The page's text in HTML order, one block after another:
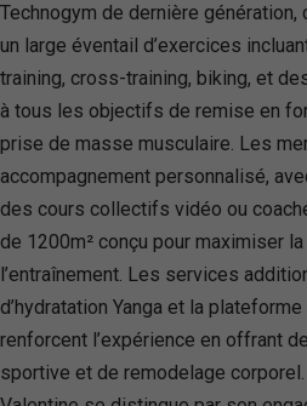
Technogym de dernière
un large éventail d’exercices
training, cross-training, biking, et
à tous les objectifs de remise en
prise de masse musculaire. Les
accompagnement personnalisé,
des cours collectifs vidéo ou
de 1200m² conçu pour maximiser
l’entraînement. Les services
d’hydratation Yanga et la
renforcent l’expérience en offrant
sportive et de remodelage